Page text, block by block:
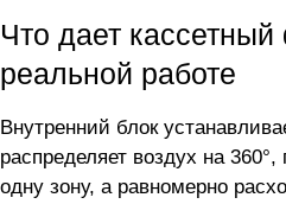
Что дает
реальной работе
Внутренний блок
распределяет воздух на
одну зону, а равномерно